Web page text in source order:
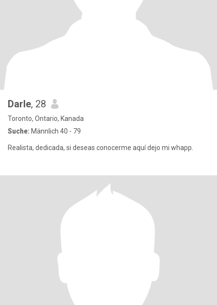
Darle, 28
Toronto, Ontario, Kanada
Suche: Männlich 40 - 79
Realista, dedicada, si deseas conocerme aquí dejo mi whapp.